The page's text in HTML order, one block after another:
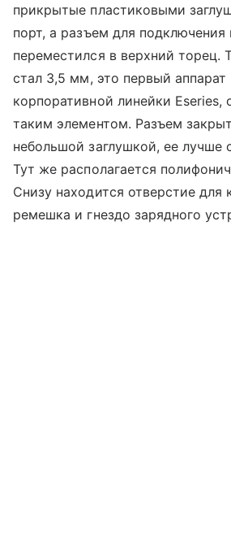
прикрытые пластиковыми
порт, а разъем для подключения
переместился в верхний торец.
стал 3,5 мм, это первый аппарат
корпоративной линейки Eseries,
таким элементом. Разъем
небольшой заглушкой, ее лучше
Тут же располагается
Снизу находится отверстие для
ремешка и гнездо зарядного